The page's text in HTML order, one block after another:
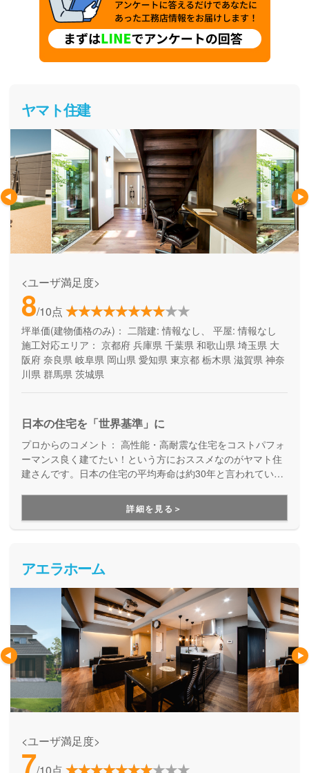
ヤマト住建
<ユーザ満足度>
8/10点
坪単価(建物価格のみ)： 二階建: 情報なし、 平屋: 情報なし
施工対応エリア： 京都府 兵庫県 千葉県 和歌山県 埼玉県 大
阪府 奈良県 岐阜県 岡山県 愛知県 東京都 栃木県 滋賀県 神奈
川県 群馬県 茨城県
日本の住宅を「世界基準」に
プロからのコメント： 高性能・高耐震な住宅をコストパフォ
ーマンス良く建てたい！という方におススメなのがヤマト住
建さんです。日本の住宅の平均寿命は約30年と言われていま
詳細を見る＞
アエラホーム
<ユーザ満足度>
7/10点